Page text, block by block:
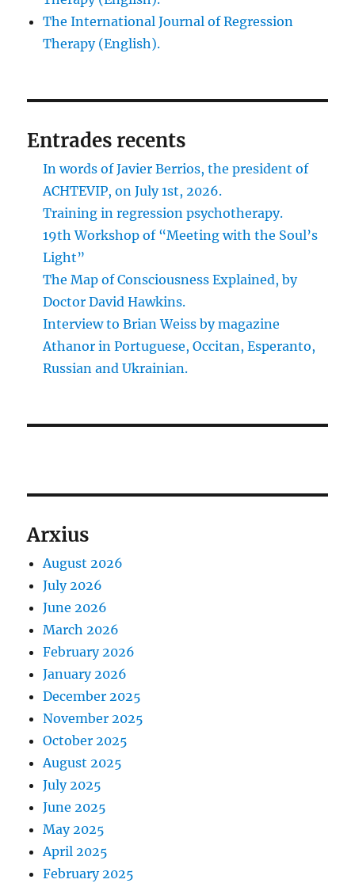
The International Journal of Regression
Therapy (English).
Entrades recents
In words of Javier Berrios, the president of
ACHTEVIP, on July 1st, 2026.
Training in regression psychotherapy.
19th Workshop of “Meeting with the Soul’s
Light”
The Map of Consciousness Explained, by
Doctor David Hawkins.
Interview to Brian Weiss by magazine
Athanor in Portuguese, Occitan, Esperanto,
Russian and Ukrainian.
Arxius
August 2026
July 2026
June 2026
March 2026
February 2026
January 2026
December 2025
November 2025
October 2025
August 2025
July 2025
June 2025
May 2025
April 2025
February 2025